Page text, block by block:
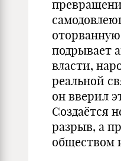
подрывает
власти,
реальной
он вверил
Создаётся
разрыв, а
обществом